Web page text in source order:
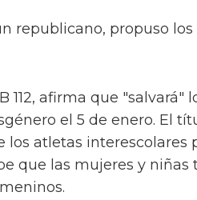
republicano, propuso
112, afirma que
el 5 de enero. El
los atletas interescolares
que las mujeres y